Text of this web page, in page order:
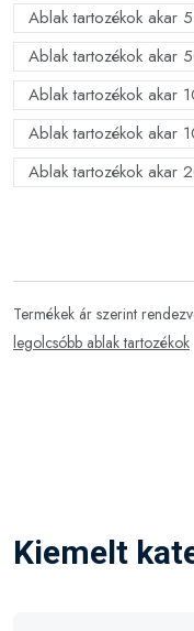
Ablak tartozékok akar
Ablak tartozékok akar
Ablak tartozékok akar
Ablak tartozékok akar
Ablak tartozékok akar
Termékek ár szerint
legolcsóbb ablak tartozékok
Kiemelt